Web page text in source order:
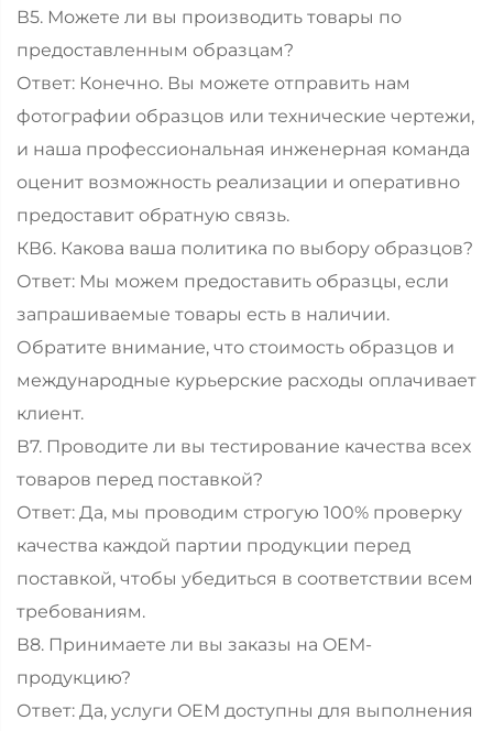
В5. Можете ли вы производить товары по
предоставленным образцам?
Ответ: Конечно. Вы можете отправить нам
фотографии образцов или технические чертежи,
и наша профессиональная инженерная команда
оценит возможность реализации и оперативно
предоставит обратную связь.
КВ6. Какова ваша политика по выбору образцов?
Ответ: Мы можем предоставить образцы, если
запрашиваемые товары есть в наличии.
Обратите внимание, что стоимость образцов и
международные курьерские расходы оплачивает
клиент.
В7. Проводите ли вы тестирование качества всех
товаров перед поставкой?
Ответ: Да, мы проводим строгую 100% проверку
качества каждой партии продукции перед
поставкой, чтобы убедиться в соответствии всем
требованиям.
В8. Принимаете ли вы заказы на OEM-
продукцию?
Ответ: Да, услуги OEM доступны для выполнения